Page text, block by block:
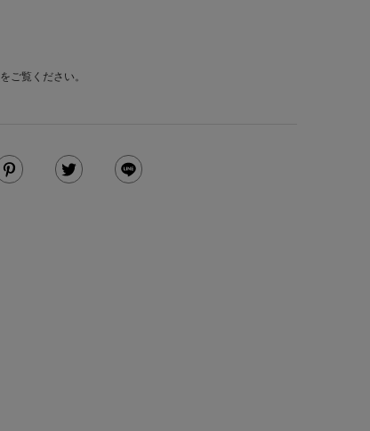
をご覧ください。